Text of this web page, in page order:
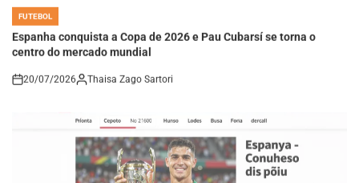
POSTED
Espanha conquista a Copa de 2026 e Pau Cubarsí se torna o
centro do mercado mundial